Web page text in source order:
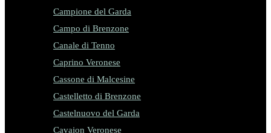
Campione del Garda
Campo di Brenzone
Canale di Tenno
Caprino Veronese
Cassone di Malcesine
Castelletto di Brenzone
Castelnuovo del Garda
Cavaion Veronese